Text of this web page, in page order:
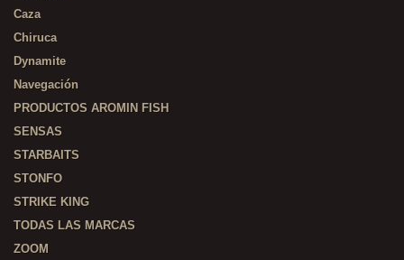
Caza
Chiruca
Dynamite
Navegación
PRODUCTOS AROMIN FISH
SENSAS
STARBAITS
STONFO
STRIKE KING
TODAS LAS MARCAS
ZOOM